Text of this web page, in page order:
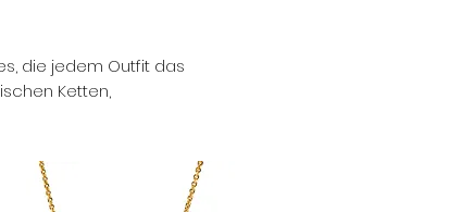
die jedem Outfit das
Ketten,